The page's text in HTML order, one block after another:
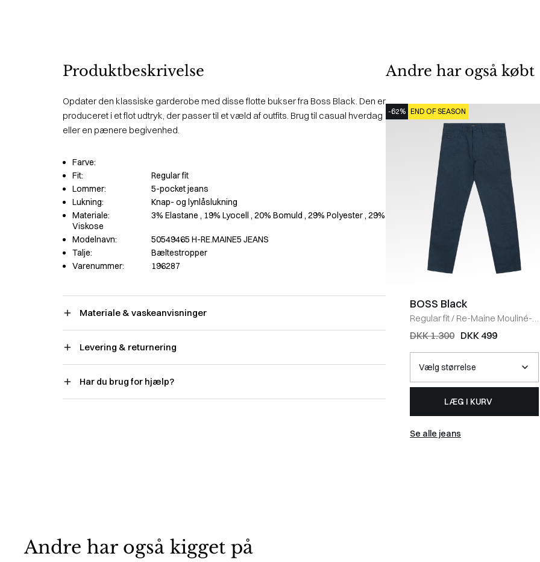
Produktbeskrivelse
Opdater den klassiske garderobe med disse flotte bukser fra Boss Black. Den er
produceret i et flot udtryk, der passer til et væld af outfits. Brug til casual hverdag
eller en pænere begivenhed.
Farve:
Fit:
Regular fit
Lommer:
5-pocket jeans
Lukning:
Knap- og lynlåslukning
Materiale:
3% Elastane , 19% Lyocell , 20% Bomuld , 29% Polyester, 29%
Viskose
Modelnavn:
50549465 H-RE.MAINE5 JEANS
Talje:
Bæltestropper
Varenummer:
196287
Materiale & vaskeanvisninger
Levering & returnering
Har du brug for hjælp?
Andre har også købt
-62% END OF SEASON
BOSS Black
Regular fit/ Re-Maine Mouliné-
Twill Jeans
NAVY
DKK 1.300 DKK 499
LÆG I KURV
Se alle jeans
Andre har også kigget på